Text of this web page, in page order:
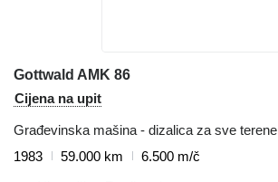
Gottwald AMK 86
Cijena na upit
Građevinska mašina - dizalica za sve terene
1983
59.000 km
6.500 m/č